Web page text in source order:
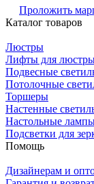
Проложить
Каталог товаров
Люстры
Лифты для
Подвесные
Потолочные
Торшеры
Настенные
Настольные
Подсветки для
Помощь
Дизайнерам и